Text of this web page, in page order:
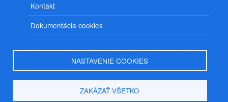
Kontakt
Dokumentácia cookies
NASTAVENIE COOKIES
ZAKÁZAŤ VŠETKO